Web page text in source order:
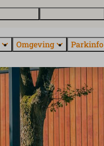
Omgeving Parkinfo